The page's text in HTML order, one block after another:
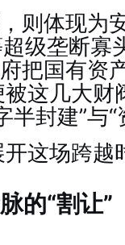
则体现为
级垄断寡
把国有资
被这几大
封建”与
这场跨越
的“割让”